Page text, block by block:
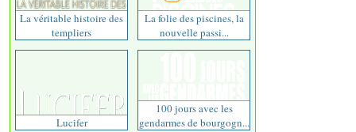
La véritable histoire des
templiers
La folie des piscines, la
nouvelle passi...
Lucifer
100 jours avec les
gendarmes de bourgogn...